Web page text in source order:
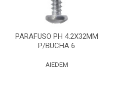
PARAFUSO PH 4.2X32MM
P/BUCHA 6
AIEDEM